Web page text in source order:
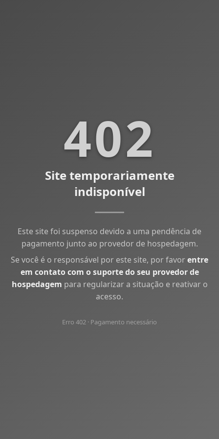
402
Site temporariamente
indisponível
Este site foi suspenso devido a uma pendência de
pagamento junto ao provedor de hospedagem.
Se você é o responsável por este site, por favorentre
em contato com o suporte do seu provedor de
hospedagem para regularizar a situação e reativar o
acesso.
Erro 402 · Pagamento necessário